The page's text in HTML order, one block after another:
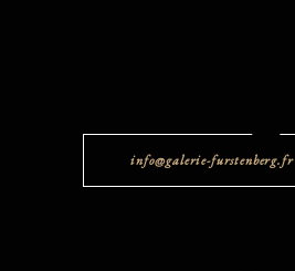
info@galerie-furstenberg.fr